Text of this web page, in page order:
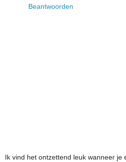
Beantwoorden
Ik vind het ontzettend leuk wanneer je